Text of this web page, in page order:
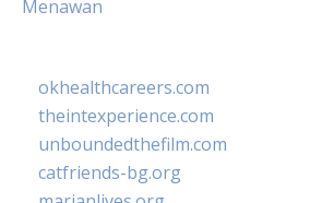
Menawan
okhealthcareers.com
theintexperience.com
unboundedthefilm.com
catfriends-bg.org